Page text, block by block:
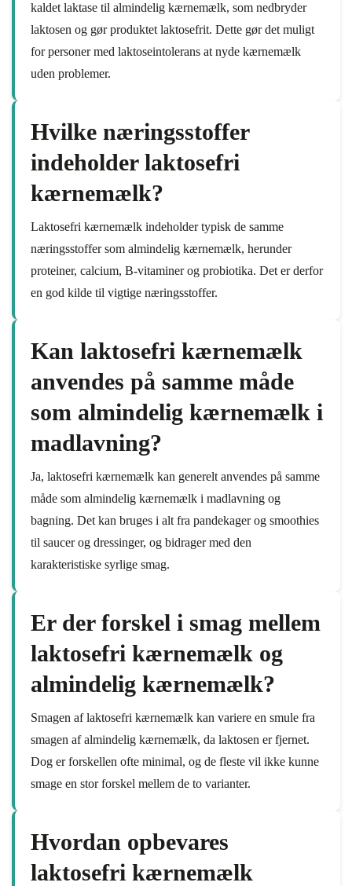
kaldet laktase til almindelig kærnemælk, som nedbryder
laktosen og gør produktet laktosefrit. Dette gør det muligt
for personer med laktoseintolerans at nyde kærnemælk
uden problemer.
Hvilke næringsstoffer
indeholder laktosefri
kærnemælk?
Laktosefri kærnemælk indeholder typisk de samme
næringsstoffer som almindelig kærnemælk, herunder
proteiner, calcium, B-vitaminer og probiotika. Det er derfor
en god kilde til vigtige næringsstoffer.
Kan laktosefri kærnemælk
anvendes på samme måde
som almindelig kærnemælk i
madlavning?
Ja, laktosefri kærnemælk kan generelt anvendes på samme
måde som almindelig kærnemælk i madlavning og
bagning. Det kan bruges i alt fra pandekager og smoothies
til saucer og dressinger, og bidrager med den
karakteristiske syrlige smag.
Er der forskel i smag mellem
laktosefri kærnemælk og
almindelig kærnemælk?
Smagen af laktosefri kærnemælk kan variere en smule fra
smagen af almindelig kærnemælk, da laktosen er fjernet.
Dog er forskellen ofte minimal, og de fleste vil ikke kunne
smage en stor forskel mellem de to varianter.
Hvordan opbevares
laktosefri kærnemælk